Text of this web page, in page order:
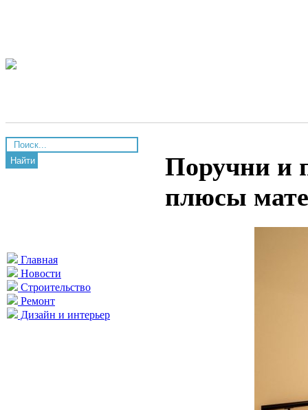
Найти
Главная
Новости
Строительство
Ремонт
Дизайн и интерьер
Поручни и
плюсы